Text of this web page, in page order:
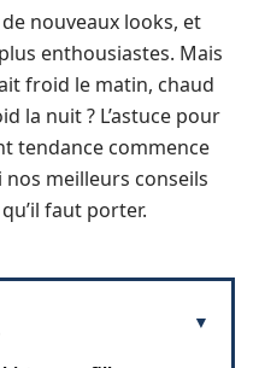
nouveaux looks, et
enthousiastes. Mais
froid le matin, chaud
la nuit ? L’astuce pour
tendance commence
nos meilleurs conseils
faut porter.